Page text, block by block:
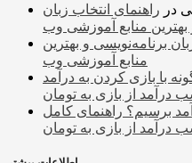
در راهنمای انتخاب زبان
بهترین منابع آموزشی وب
برنامه‌نویسی و بهترین
منابع آموزشی وب
با بازی کردن به درآمد
درآمد از بازی به تومان
برسیم؟ راهنمای کامل
درآمد از بازی به تومان